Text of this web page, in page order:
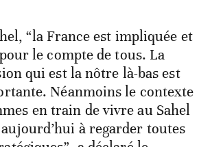
“la France est impliquée et
le compte de tous. La
qui est la nôtre là-bas est
Néanmoins le contexte
en train de vivre au Sahel
à regarder toutes